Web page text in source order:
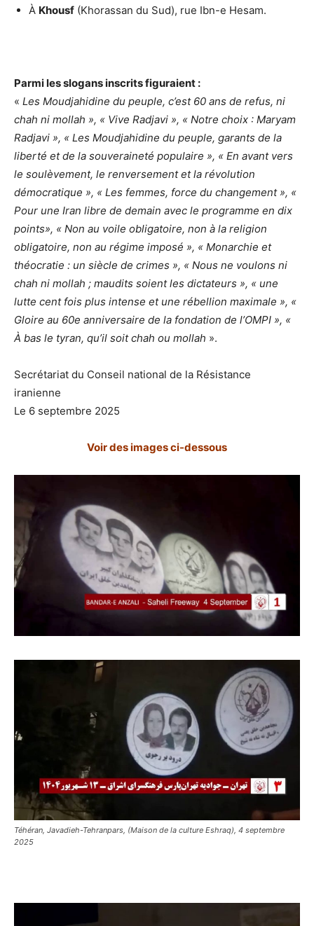
À Khousf (Khorassan du Sud), rue Ibn-e Hesam.
Parmi les slogans inscrits figuraient :
« Les Moudjahidine du peuple, c’est 60 ans de refus, ni
chah ni mollah », « Vive Radjavi », « Notre choix : Maryam
Radjavi », « Les Moudjahidine du peuple, garants de la
liberté et de la souveraineté populaire », « En avant vers
le soulèvement, le renversement et la révolution
démocratique », « Les femmes, force du changement », «
Pour une Iran libre de demain avec le programme en dix
points», « Non au voile obligatoire, non à la religion
obligatoire, non au régime imposé », « Monarchie et
théocratie : un siècle de crimes », « Nous ne voulons ni
chah ni mollah ; maudits soient les dictateurs », « une
lutte cent fois plus intense et une rébellion maximale », «
Gloire au 60e anniversaire de la fondation de l’OMPI », «
À bas le tyran, qu’il soit chah ou mollah ».
Secrétariat du Conseil national de la Résistance
iranienne
Le 6 septembre 2025
Voir des images ci-dessous
Téhéran, Javadieh-Tehranpars, (Maison de la culture Eshraq), 4 septembre
2025